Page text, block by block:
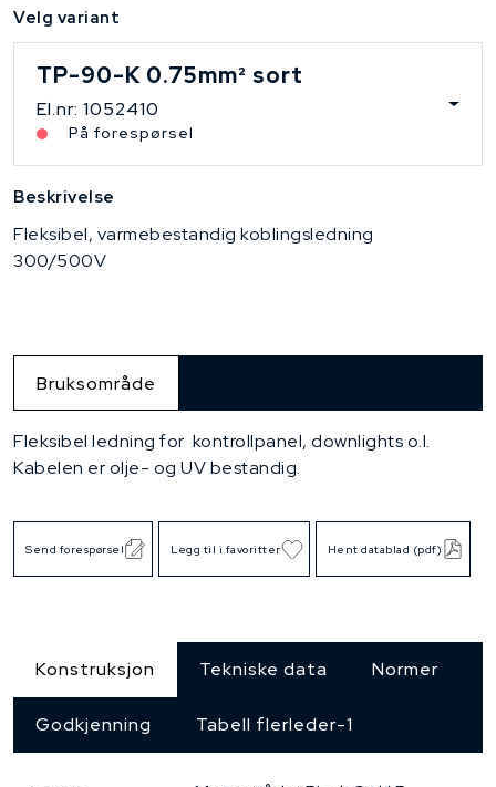
Velg variant
TP-90-K 0.75mm² sort
El.nr: 1052410
På forespørsel
Beskrivelse
Fleksibel, varmebestandig koblingsledning
300/500V
Bruksområde
Fleksibel ledning for kontrollpanel, downlights o.l.
Kabelen er olje- og UV bestandig.
Send forespørsel Legg til i favoritter Hent datablad (pdf)
Konstruksjon Tekniske data Normer
Godkjenning Tabell flerleder-1